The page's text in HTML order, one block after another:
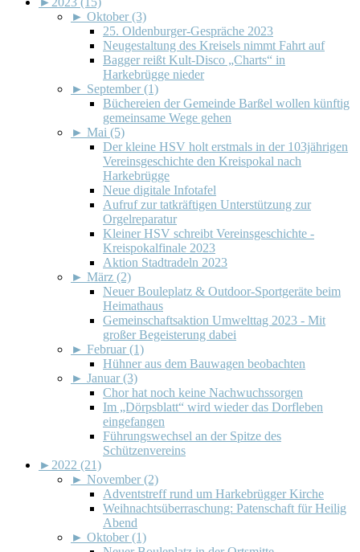
► Oktober (3)
25. Oldenburger-Gespräche 2023
Neugestaltung des Kreisels nimmt Fahrt auf
Bagger reißt Kult-Disco „Charts“ in
Harkebrügge nieder
► September (1)
Büchereien der Gemeinde Barßel wollen künftig
gemeinsame Wege gehen
► Mai (5)
Der kleine HSV holt erstmals in der 103jährigen
Vereinsgeschichte den Kreispokal nach
Harkebrügge
Neue digitale Infotafel
Aufruf zur tatkräftigen Unterstützung zur
Orgelreparatur
Kleiner HSV schreibt Vereinsgeschichte -
Kreispokalfinale 2023
Aktion Stadtradeln 2023
► März (2)
Neuer Bouleplatz & Outdoor-Sportgeräte beim
Heimathaus
Gemeinschaftsaktion Umwelttag 2023 - Mit
großer Begeisterung dabei
► Februar (1)
Hühner aus dem Bauwagen beobachten
► Januar (3)
Chor hat noch keine Nachwuchssorgen
Im „Dörpsblatt“ wird wieder das Dorfleben
eingefangen
Führungswechsel an der Spitze des
Schützenvereins
► 2022 (21)
► November (2)
Adventstreff rund um Harkebrügger Kirche
Weihnachtsüberraschung: Patenschaft für Heilig
Abend
► Oktober (1)